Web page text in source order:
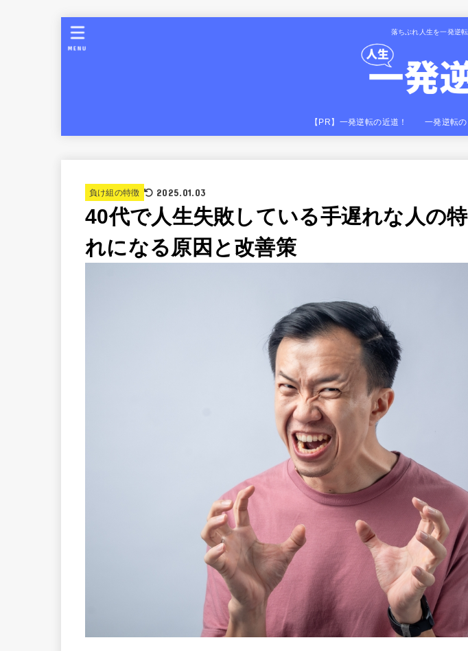
落ちぶれ人生を一発逆
【PR】一発逆転の近道！ 一発逆転
MENU
負け組の特徴 2025.01.03
40代で人生失敗している手遅れな人の
れになる原因と改善策